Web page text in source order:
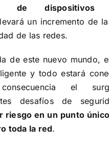
de dispositivos
un incremento de
de las redes.
de este nuevo mundo,
y todo estará
el
desafíos de
riesgo en un punto
toda la red.